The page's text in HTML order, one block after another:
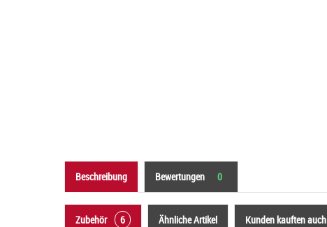
Beschreibung Bewertungen 0
Zubehör 6 Ähnliche Artikel Kunden kauften auch